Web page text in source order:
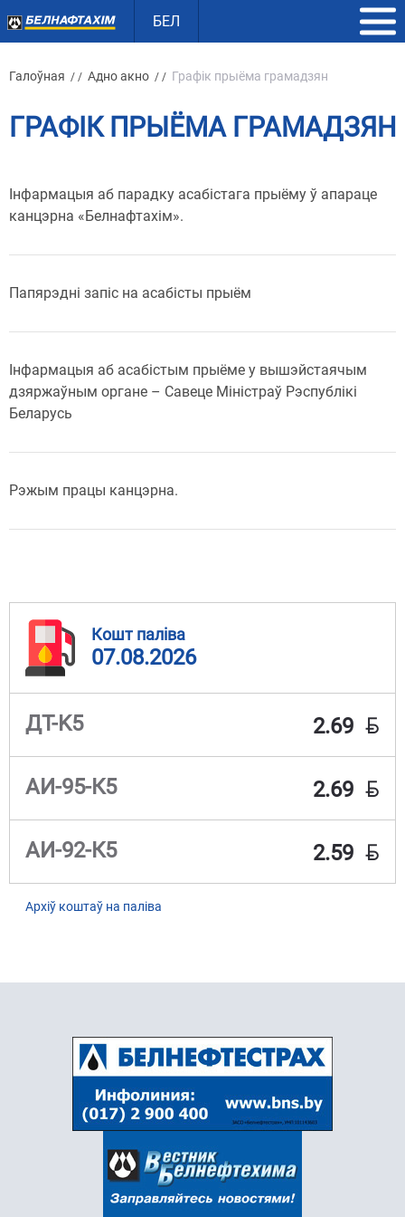
БЕЛ
Галоўная / / Адно акно / / Графік прыёма грамадзян
ГРАФІК ПРЫЁМА ГРАМАДЗЯН
Інфармацыя аб парадку асабістага прыёму ў апараце
канцэрна «Белнафтахім».
Папярэдні запіс на асабісты прыём
Інфармацыя аб асабістым прыёме у вышэйстаячым
дзяржаўным органе – Савеце Міністраў Рэспублікі
Беларусь
Рэжым працы канцэрна.
Кошт паліва
07.08.2026
ДТ-K5 2.69 BYN
АИ-95-К5 2.69 BYN
АИ-92-К5 2.59 BYN
Архіў коштаў на паліва